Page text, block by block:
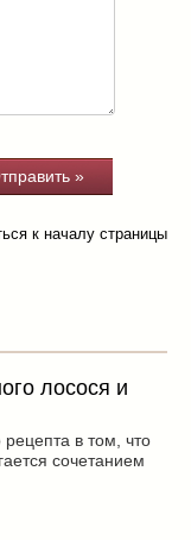
к началу страницы
лосося и
в том, что
сочетанием